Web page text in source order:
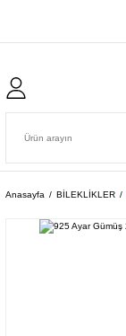
Anasayfa BİLEKLİKLER